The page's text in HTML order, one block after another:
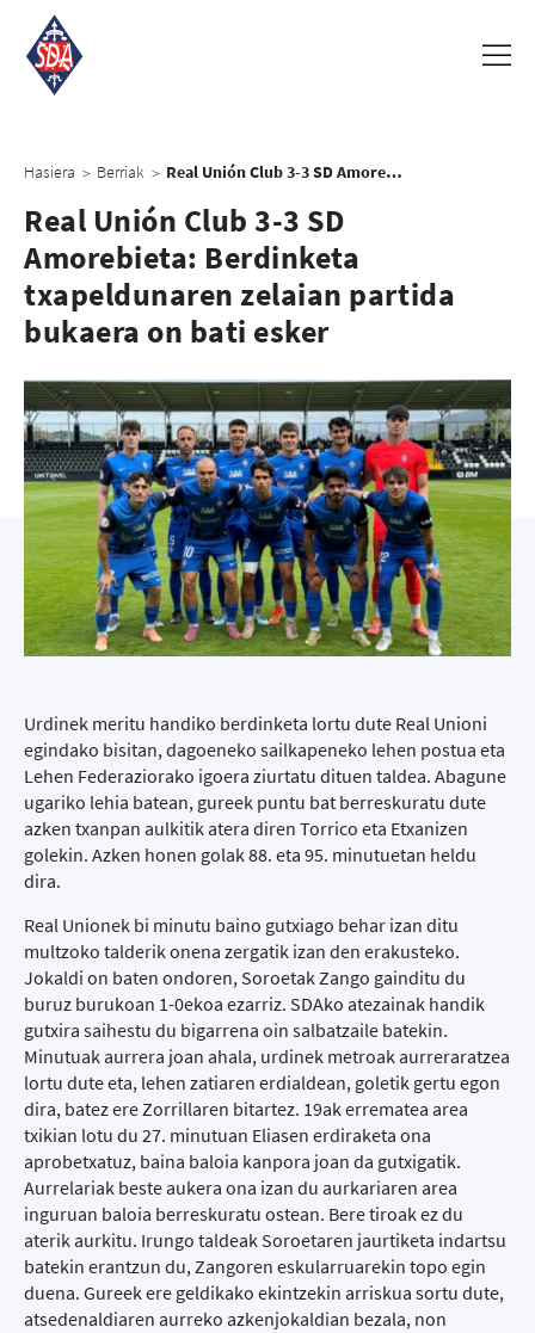
Hasiera > Berriak > Real Unión Club 3-3 SD Amorebieta: Berdinketa txapeldunaren zelaian partida bukaera on bati esker
Real Unión Club 3-3 SD
Amorebieta: Berdinketa
txapeldunaren zelaian partida
bukaera on bati esker
Urdinek meritu handiko berdinketa lortu dute Real Unioni
egindako bisitan, dagoeneko sailkapeneko lehen postua eta
Lehen Federaziorako igoera ziurtatu dituen taldea. Abagune
ugariko lehia batean, gureek puntu bat berreskuratu dute
azken txanpan aulkitik atera diren Torrico eta Etxanizen
golekin. Azken honen golak 88. eta 95. minutuetan heldu
dira.
Real Unionek bi minutu baino gutxiago behar izan ditu
multzoko talderik onena zergatik izan den erakusteko.
Jokaldi on baten ondoren, Soroetak Zango gainditu du
buruz burukoan 1-0ekoa ezarriz. SDAko atezainak handik
gutxira saihestu du bigarrena oin salbatzaile batekin.
Minutuak aurrera joan ahala, urdinek metroak aurreraratzea
lortu dute eta, lehen zatiaren erdialdean, goletik gertu egon
dira, batez ere Zorrillaren bitartez. 19ak errematea area
txikian lotu du 27. minutuan Eliasen erdiraketa ona
aprobetxatuz, baina baloia kanpora joan da gutxigatik.
Aurrelariak beste aukera ona izan du aurkariaren area
inguruan baloia berreskuratu ostean. Bere tiroak ez du
aterik aurkitu. Irungo taldeak Soroetaren jaurtiketa indartsu
batekin erantzun du, Zangoren eskularruarekin topo egin
duena. Gureek ere geldikako ekintzekin arriskua sortu dute,
atsedenaldiaren aurreko azkenjokaldian bezala, non